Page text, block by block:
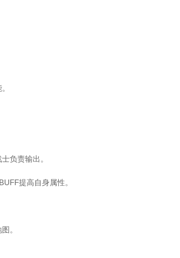
负责输出。
提高自身属性。
。